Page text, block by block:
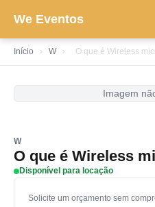
We Eventos
Início › W › O que é Wireless
Imagem
W
O que é Wireless
Disponível para locação
Solicite um orçamento sem